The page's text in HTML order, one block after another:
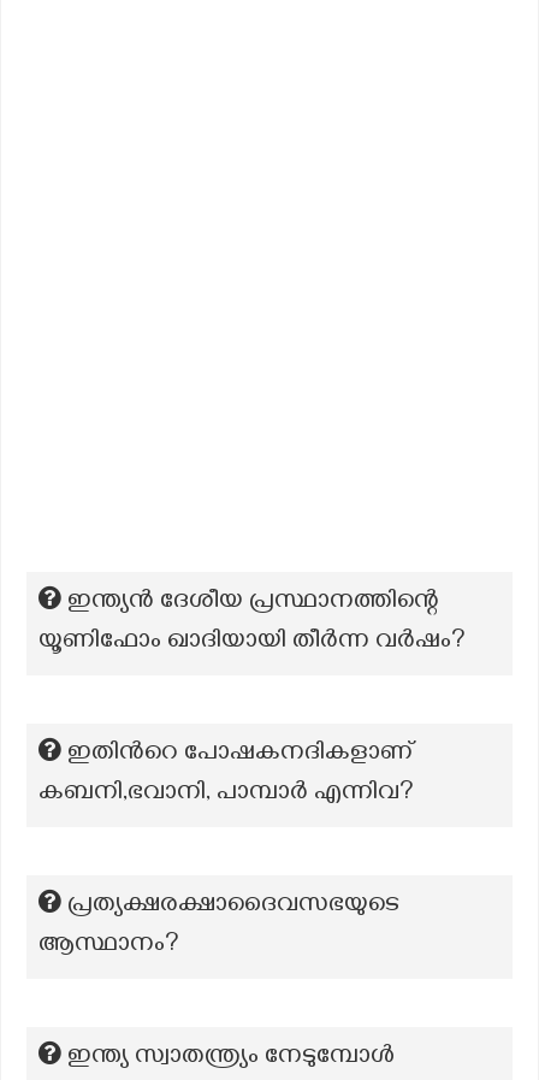
ഇന്ത്യൻ ദേശീയ പ്രസ്ഥാനത്തിന്റെ
യൂണിഫോം ഖാദിയായി തീർന്ന വർഷം?
ഇതിൻറെ പോഷകനദികളാണ്
കബനി,ഭവാനി, പാമ്പാർ എന്നിവ?
പ്രത്യക്ഷരക്ഷാദൈവസഭയുടെ
ആസ്ഥാനം?
ഇന്ത്യ സ്വാതന്ത്ര്യം നേടുമ്പോൾ